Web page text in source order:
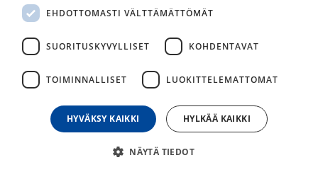
Marwi GH-286 Korvake.
25,00€
EHDOTTOMASTI VÄLTTÄMÄTTÖMÄT
SUORITUSKYVYLLISET KOHDENTAVAT
TOIMINNALLISET LUOKITTELEMATTOMAT
HYVÄKSY KAIKKI HYLKÄÄ KAIKKI
NÄYTÄ TIEDOT